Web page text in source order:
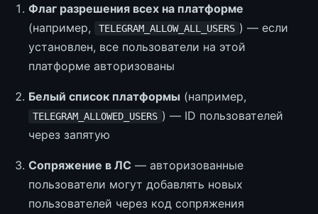
Флаг разрешения всех на платформе
(например,
TELEGRAM_ALLOW_ALL_USERS ) — если
установлен, все пользователи на этой
платформе авторизованы
Белый список платформы (например,
TELEGRAM_ALLOWED_USERS ) — ID пользователей
через запятую
Сопряжение в ЛС — авторизованные
пользователи могут добавлять новых
пользователей через код сопряжения